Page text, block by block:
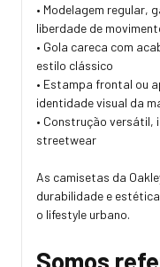
• Modelagem regular,
liberdade de
• Gola careca com
estilo clássico
• Estampa frontal ou
identidade visual da
• Construção versátil,
streetwear
As camisetas da
durabilidade e
o lifestyle urbano.
Somos